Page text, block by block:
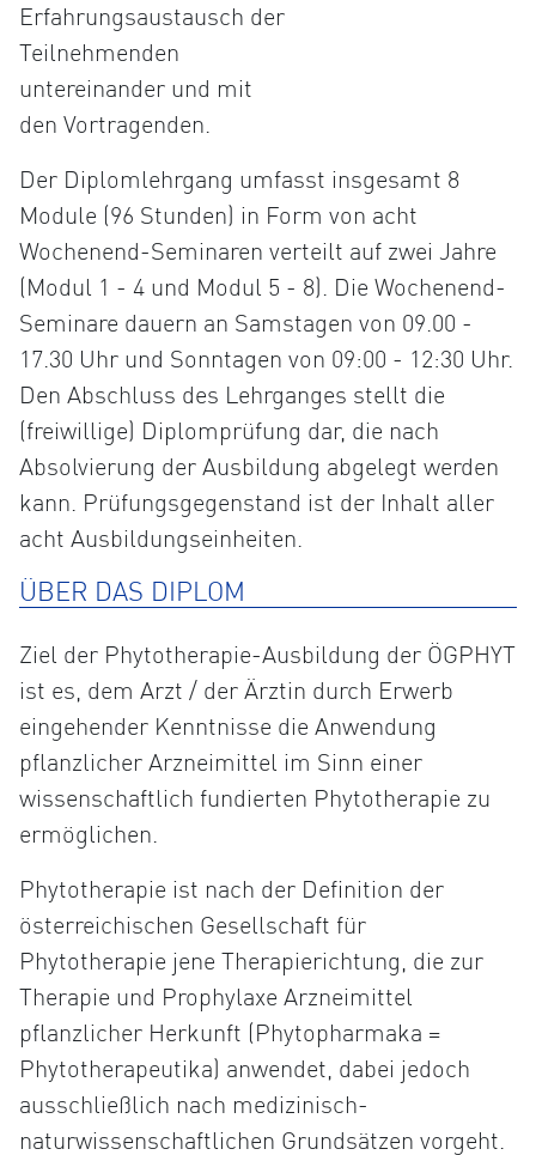
Erfahrungsaustausch der
Teilnehmenden
untereinander und mit
den Vortragenden.
Der Diplomlehrgang umfasst insgesamt 8
Module (96 Stunden) in Form von acht
Wochenend-Seminaren verteilt auf zwei Jahre
(Modul 1 - 4 und Modul 5 - 8). Die Wochenend-
Seminare dauern an Samstagen von 09.00 -
17.30 Uhr und Sonntagen von 09:00 - 12:30 Uhr.
Den Abschluss des Lehrganges stellt die
(freiwillige) Diplomprüfung dar, die nach
Absolvierung der Ausbildung abgelegt werden
kann. Prüfungsgegenstand ist der Inhalt aller
acht Ausbildungseinheiten.
ÜBER DAS DIPLOM
Ziel der Phytotherapie-Ausbildung der ÖGPHYT
ist es, dem Arzt / der Ärztin durch Erwerb
eingehender Kenntnisse die Anwendung
pflanzlicher Arzneimittel im Sinn einer
wissenschaftlich fundierten Phytotherapie zu
ermöglichen.
Phytotherapie ist nach der Definition der
österreichischen Gesellschaft für
Phytotherapie jene Therapierichtung, die zur
Therapie und Prophylaxe Arzneimittel
pflanzlicher Herkunft (Phytopharmaka =
Phytotherapeutika) anwendet, dabei jedoch
ausschließlich nach medizinisch-
naturwissenschaftlichen Grundsätzen vorgeht.